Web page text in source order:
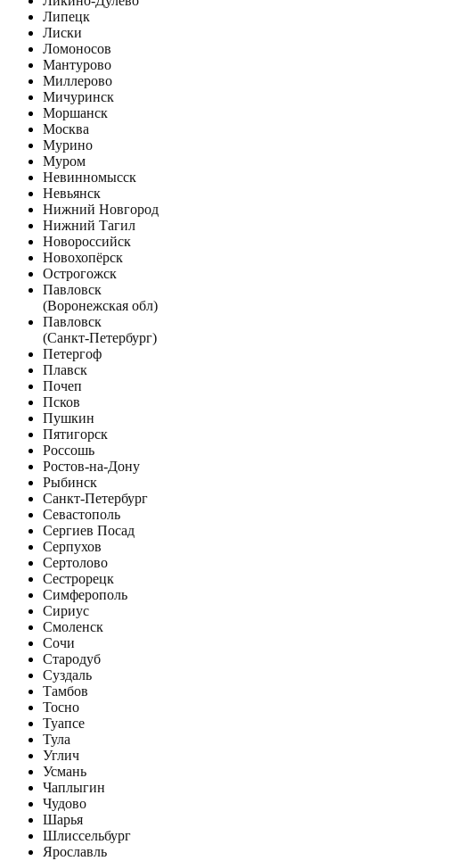
Липецк
Лиски
Ломоносов
Мантурово
Миллерово
Мичуринск
Моршанск
Москва
Мурино
Муром
Невинномысск
Невьянск
Нижний Новгород
Нижний Тагил
Новороссийск
Новохопёрск
Острогожск
Павловск
(Воронежская обл)
Павловск
(Санкт-Петербург)
Петергоф
Плавск
Почеп
Псков
Пушкин
Пятигорск
Россошь
Ростов-на-Дону
Рыбинск
Санкт-Петербург
Севастополь
Сергиев Посад
Серпухов
Сертолово
Сестрорецк
Симферополь
Сириус
Смоленск
Сочи
Стародуб
Суздаль
Тамбов
Тосно
Туапсе
Тула
Углич
Усмань
Чаплыгин
Чудово
Шарья
Шлиссельбург
Ярославль